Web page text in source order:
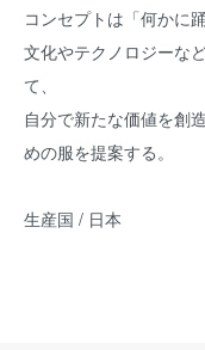
コンセプトは「何かに
文化やテクノロジーな
て、
自分で新たな価値を創
めの服を提案する。
生産国 / 日本